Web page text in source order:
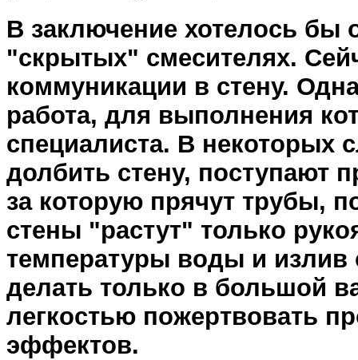
В заключение хотелось бы
"скрытых" смесителях.
коммуникации в стену.
работа, для выполнения
специалиста. В некоторых
долбить стену, поступают
за которую прячут трубы,
стены "растут" только
температуры воды и
делать только в большой
легкостью пожертвовать
эффектов.